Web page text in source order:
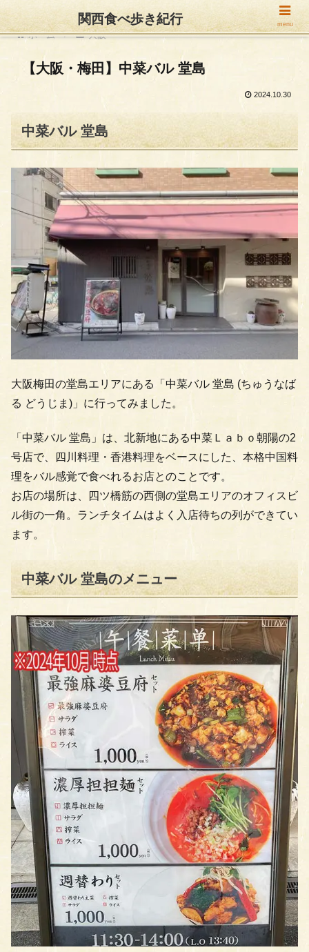
ホーム 大阪
【大阪・梅田】中菜バル 堂島
2024.10.30
中菜バル 堂島
大阪梅田の堂島エリアにある「中菜バル 堂島 (ちゅうなば
る どうじま)」に行ってみました。
「中菜バル 堂島」は、北新地にある中菜Ｌａｂｏ朝陽の2
号店で、四川料理・香港料理をベースにした、本格中国料
理をバル感覚で食べれるお店とのことです。
お店の場所は、四ツ橋筋の西側の堂島エリアのオフィスビ
ル街の一角。ランチタイムはよく入店待ちの列ができてい
ます。
中菜バル 堂島のメニュー
関西食べ歩き紀行 menu